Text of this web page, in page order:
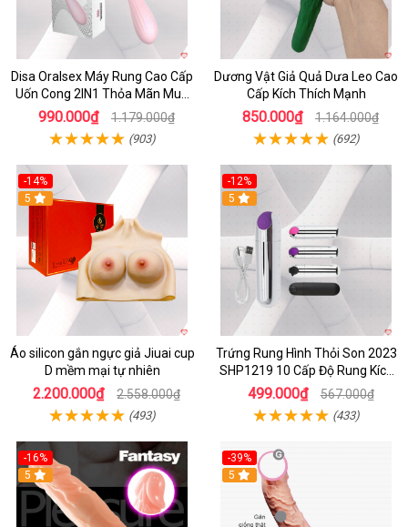
Disa Oralsex Máy Rung Cao Cấp
Uốn Cong 2IN1 Thỏa Mãn Mua
Ngay
990.000₫ 1.179.000₫
(903)
Dương Vật Giả Quả Dưa Leo Cao
Cấp Kích Thích Mạnh
850.000₫ 1.164.000₫
(692)
-14%
5
Áo silicon gắn ngực giả Jiuai cup
D mềm mại tự nhiên
2.200.000₫ 2.558.000₫
(493)
-12%
5
Trứng Rung Hình Thỏi Son 2023
SHP1219 10 Cấp Độ Rung Kích
Thích
499.000₫ 567.000₫
(433)
-16%
5
-39%
5